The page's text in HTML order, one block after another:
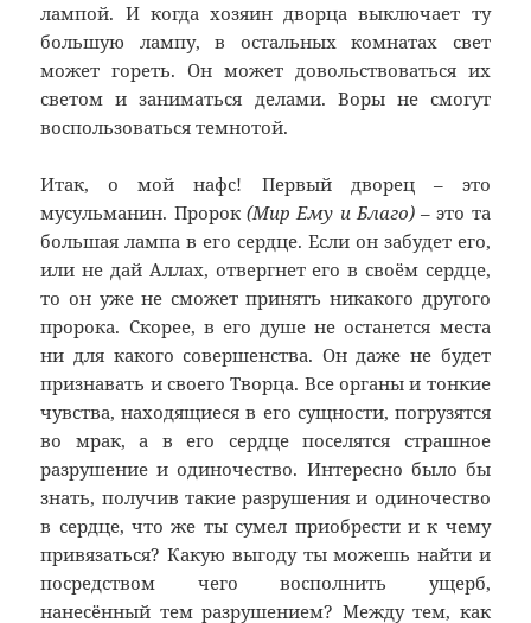
лампой. И когда хозяин дворца выключает ту
большую лампу, в остальных комнатах свет
может гореть. Он может довольствоваться их
светом и заниматься делами. Воры не смогут
воспользоваться темнотой.
Итак, о мой нафс! Первый дворец – это
мусульманин. Пророк (Мир Ему и Благо)– это та
большая лампа в его сердце. Если он забудет его,
или не дай Аллах, отвергнет его в своём сердце,
то он уже не сможет принять никакого другого
пророка. Скорее, в его душе не останется места
ни для какого совершенства. Он даже не будет
признавать и своего Творца. Все органы и тонкие
чувства, находящиеся в его сущности, погрузятся
во мрак, а в его сердце поселятся страшное
разрушение и одиночество. Интересно было бы
знать, получив такие разрушения и одиночество
в сердце, что же ты сумел приобрести и к чему
привязаться? Какую выгоду ты можешь найти и
посредством чего восполнить ущерб,
нанесённый тем разрушением? Между тем, как